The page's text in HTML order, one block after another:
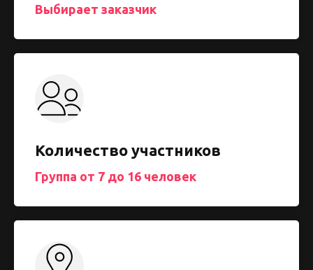
Выбирает заказчик
Количество участников
Группа от 7 до 16 человек